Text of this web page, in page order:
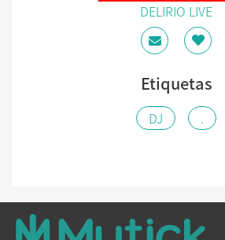
DELIRIO LIVE
Etiquetas
DJ .